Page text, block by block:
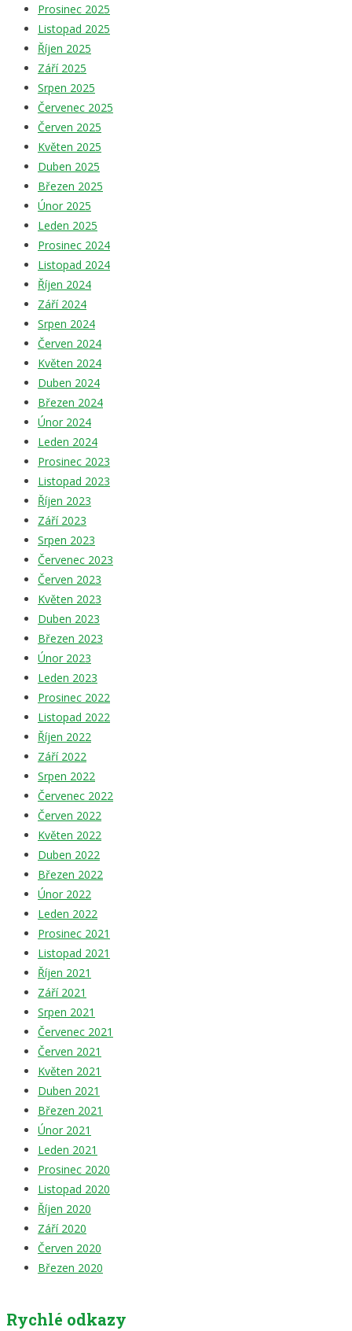
Prosinec 2025
Listopad 2025
Říjen 2025
Září 2025
Srpen 2025
Červenec 2025
Červen 2025
Květen 2025
Duben 2025
Březen 2025
Únor 2025
Leden 2025
Prosinec 2024
Listopad 2024
Říjen 2024
Září 2024
Srpen 2024
Červen 2024
Květen 2024
Duben 2024
Březen 2024
Únor 2024
Leden 2024
Prosinec 2023
Listopad 2023
Říjen 2023
Září 2023
Srpen 2023
Červenec 2023
Červen 2023
Květen 2023
Duben 2023
Březen 2023
Únor 2023
Leden 2023
Prosinec 2022
Listopad 2022
Říjen 2022
Září 2022
Srpen 2022
Červenec 2022
Červen 2022
Květen 2022
Duben 2022
Březen 2022
Únor 2022
Leden 2022
Prosinec 2021
Listopad 2021
Říjen 2021
Září 2021
Srpen 2021
Červenec 2021
Červen 2021
Květen 2021
Duben 2021
Březen 2021
Únor 2021
Leden 2021
Prosinec 2020
Listopad 2020
Říjen 2020
Září 2020
Červen 2020
Březen 2020
Rychlé odkazy